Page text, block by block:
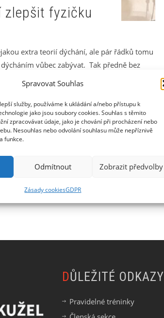
Spravovat Souhlas
služby, používáme k ukládání a/nebo přístupu k
jako jsou soubory cookies. Souhlas s těmito
zpracovávat údaje, jako je chování při procházení nebo
Nesouhlas nebo odvolání souhlasu může nepříznivě
funkce.
Odmítnout Zobrazit předvolby
Zásady cookiesGDPR
zlepšit fyzičku
extra teorií dýchání, ale pár řádků tomu
vůbec zabývat. Tak předně bez
bez které vydržíme několik dní a jídla,
že často řešíme co pijeme a jíme, ale už
vliv na naše zdraví a výkony ve sportu
se má tak, že často dýcháme více než
nevědomě přejídáme vzduchem. Často je to
Pusu nech zavřenou, dýchej nosem! Od
DŮLEŽITÉ ODKAZY
Pravidelné tréninky